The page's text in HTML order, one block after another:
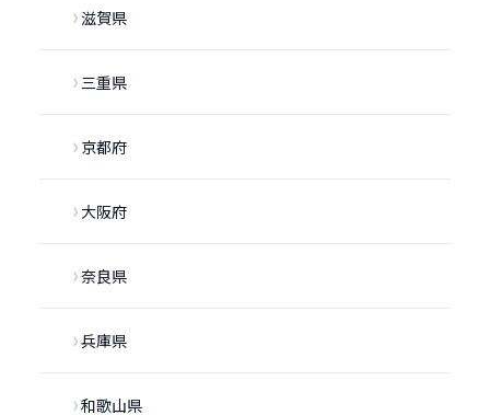
滋賀県
三重県
京都府
大阪府
奈良県
兵庫県
和歌山県